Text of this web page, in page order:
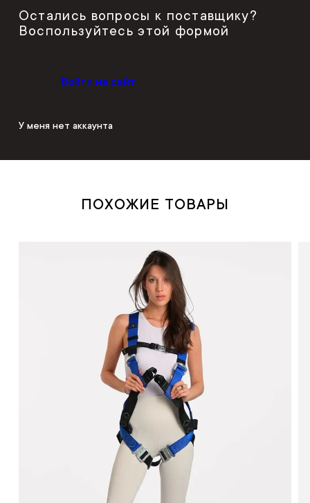
Остались вопросы к поставщику?
Воспользуйтесь этой формой
Войти на сайт
У меня нет аккаунта
ПОХОЖИЕ ТОВАРЫ